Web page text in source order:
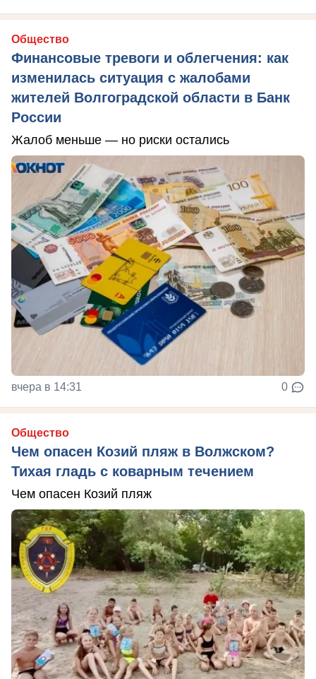
Общество
Финансовые тревоги и облегчения: как
изменилась ситуация с жалобами
жителей Волгоградской области в Банк
России
Жалоб меньше — но риски остались
вчера в 14:31 0
Общество
Чем опасен Козий пляж в Волжском?
Тихая гладь с коварным течением
Чем опасен Козий пляж